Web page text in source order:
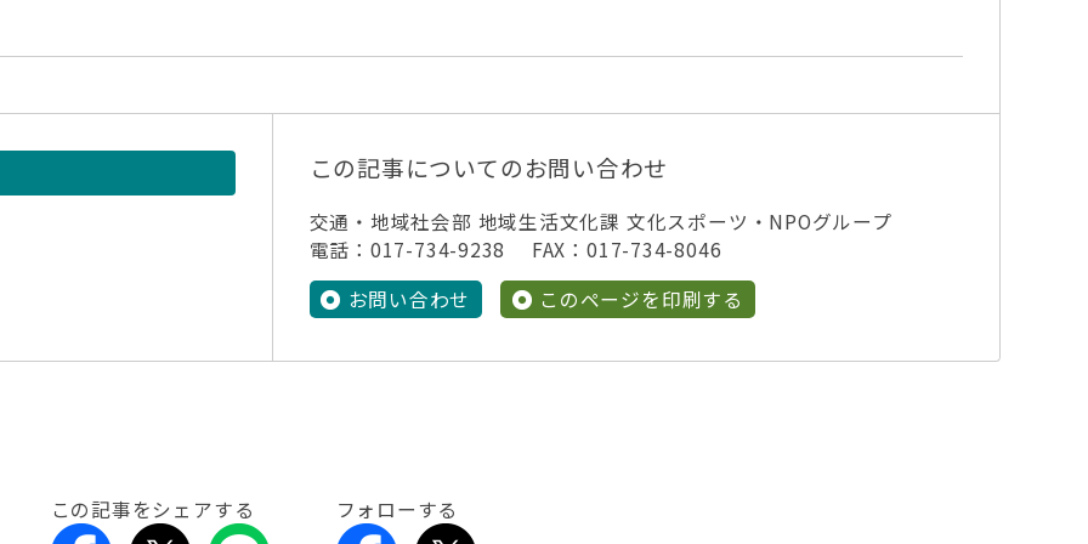
この記事についてのお問い合わせ
交通・地域社会部 地域生活文化課 文化スポーツ・NPOグループ
電話：017-734-9238 FAX：017-734-8046
お問い合わせ
このページを印刷する
この記事をシェアする フォローする